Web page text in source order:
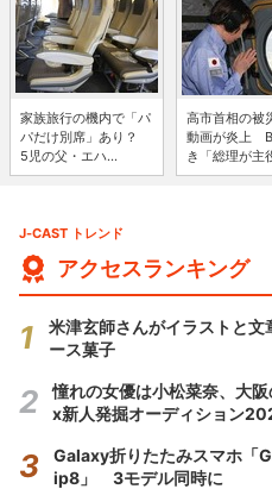
家族旅行の機内で「パ
パだけ別席」あり？
5児の父・エハ...
高市首相の被
動画が炎上
き「総理が主
J-CAST トレンド
アクセスランキング
米津玄師さんがイラストと
ース菓子
憧れの女優は小松菜奈、大
x新人発掘オーディション
Galaxy折りたたみスマホ「
ip8」 3モデル同時に